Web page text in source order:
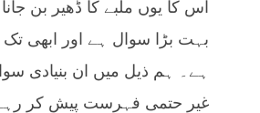
اس کا یوں ملبے کا ڈھیر بن
بہت بڑا سوال ہے اور ابھی
ہے۔ ہم ذیل میں ان بنیادی
غیر حتمی فہرست پیش کر